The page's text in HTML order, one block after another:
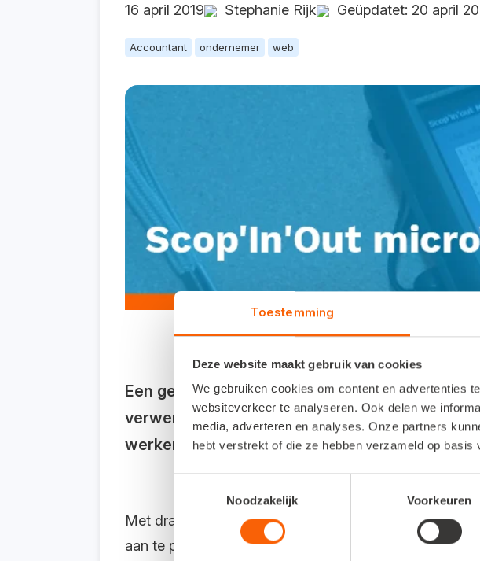
Toestemming
Deze website maakt gebruik van cookies
We gebruiken cookies om content en advertenties
websiteverkeer te analyseren. Ook delen we
media, adverteren en analyses. Onze partners
hebt verstrekt of die ze hebben verzameld op basis
Noodzakelijk
Voorkeuren
16 april 2019 Stephanie Rijk Geüpdatet: 20 april
Accountant ondernemer web
Een geautomatiseerd voorraadbeheer: direct
verwerken. Dat kan allemaal met de
werken. ‘Je vermindert fouten en feitelijk koop
Met draadloos gekoppelde handterminals, mobieltjes
aan te pas. De historie geeft overzichtelijk aan welke